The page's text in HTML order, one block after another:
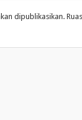
dipublikasikan.